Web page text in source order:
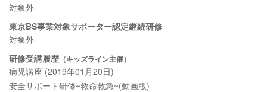
対象外
東京BS事業対象サポーター認定継続研修
対象外
研修受講履歴 （キッズライン主催）
病児講座 (2019年01月20日)
安全サポート研修~救命救急~(動画版)